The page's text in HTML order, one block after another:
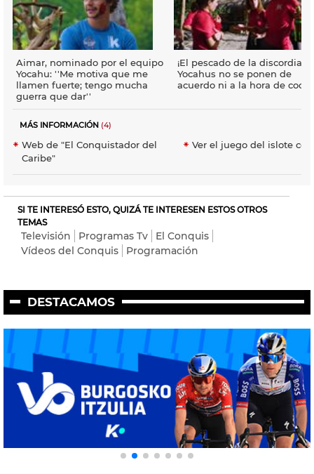
Aimar, nominado por el equipo
Yocahu: ''Me motiva que me
llamen fuerte; tengo mucha
guerra que dar''
¡El pescado de la discordia!
Yocahus no se ponen de
acuerdo ni a la hora de
MÁS INFORMACIÓN (4)
Web de "El Conquistador del
Caribe"
Ver el juego del islote
SI TE INTERESÓ ESTO, QUIZÁ TE INTERESEN ESTOS OTROS
TEMAS
Televisión Programas Tv
El Conquis
Vídeos del Conquis
Programación
DESTACAMOS